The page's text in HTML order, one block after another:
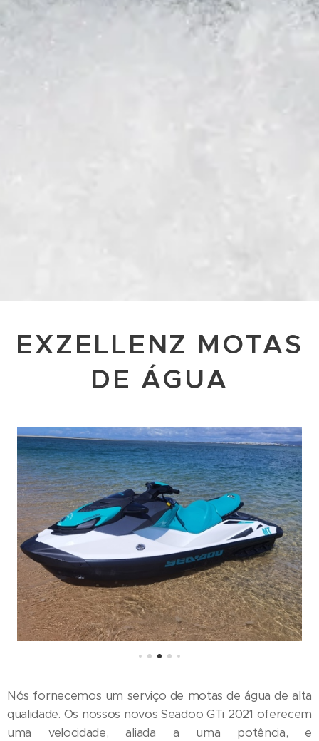
EXZELLENZ MOTAS
DE ÁGUA
Nós fornecemos um serviço de motas de água de alta
qualidade. Os nossos novos Seadoo GTi 2021 oferecem
uma velocidade, aliada a uma potência, e